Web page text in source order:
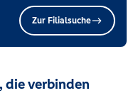
Zur Filialsuche
die verbinden